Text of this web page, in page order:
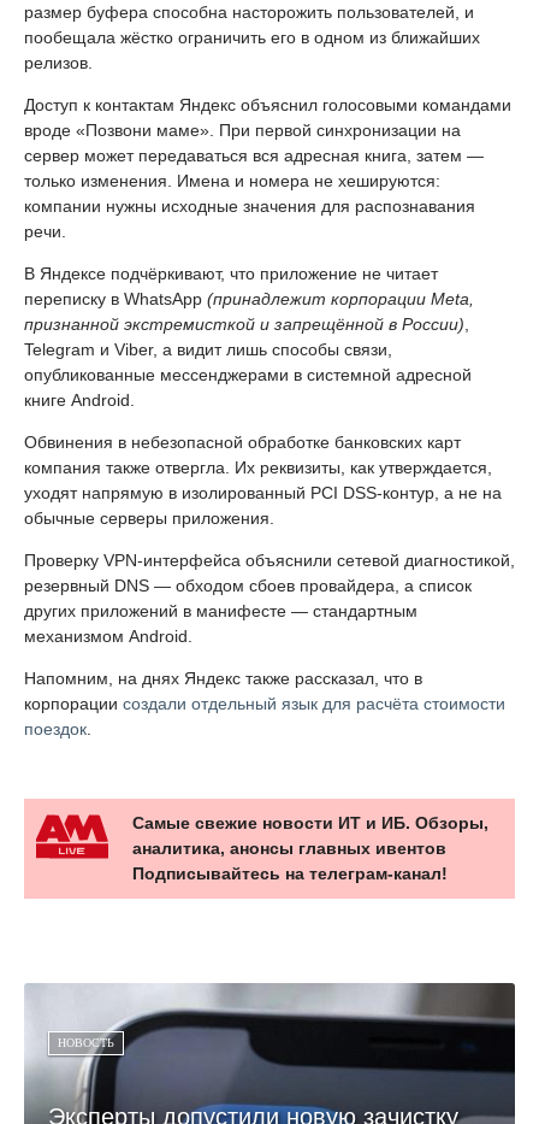
размер буфера способна насторожить пользователей, и
пообещала жёстко ограничить его в одном из ближайших
релизов.
Доступ к контактам Яндекс объяснил голосовыми командами
вроде «Позвони маме». При первой синхронизации на
сервер может передаваться вся адресная книга, затем —
только изменения. Имена и номера не хешируются:
компании нужны исходные значения для распознавания
речи.
В Яндексе подчёркивают, что приложение не читает
переписку в WhatsApp (принадлежит корпорации Meta,
признанной экстремисткой и запрещённой в России)
Telegram и Viber, а видит лишь способы связи,
опубликованные мессенджерами в системной адресной
книге Android.
Обвинения в небезопасной обработке банковских карт
компания также отвергла. Их реквизиты, как утверждается,
уходят напрямую в изолированный PCI DSS-контур, а не на
обычные серверы приложения.
Проверку VPN-интерфейса объяснили сетевой диагностикой,
резервный DNS — обходом сбоев провайдера, а список
других приложений в манифесте — стандартным
механизмом Android.
Напомним, на днях Яндекс также рассказал, что в
корпорации создали отдельный язык для расчёта стоимости
поездок
Самые свежие новости ИТ и ИБ. Обзоры,
аналитика, анонсы главных ивентов
Подписывайтесь на телеграм-канал!
НОВОСТЬ
Эксперты допустили новую зачистку